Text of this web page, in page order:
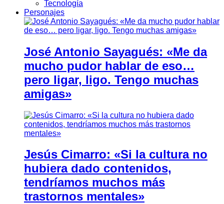
Tecnología
Personajes
José Antonio Sayagués: «Me da
mucho pudor hablar de eso…
pero ligar, ligo. Tengo muchas
amigas»
Jesús Cimarro: «Si la cultura no
hubiera dado contenidos,
tendríamos muchos más
trastornos mentales»